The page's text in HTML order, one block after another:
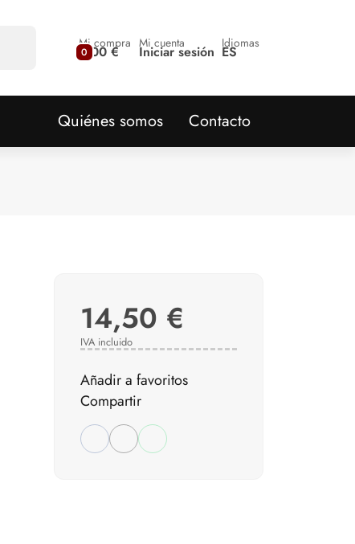
0
Mi compra
0,00 € Mi cuenta
Iniciar sesión Idiomas
ES
Quiénes somos Contacto
14,50 €
IVA incluido
Añadir a favoritos
Compartir